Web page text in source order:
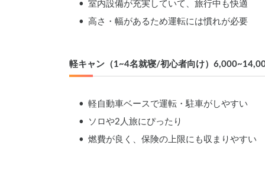
	•	室内設備が充実していて、旅行中も快適
	•	高さ・幅があるため運転には慣れが必要
軽キャン（1~4名就寝/初心者向け）
	•	軽自動車ベースで運転・駐車がしやすい
	•	ソロや2人旅にぴったり
	•	燃費が良く、保険の上限にも収まりやすい